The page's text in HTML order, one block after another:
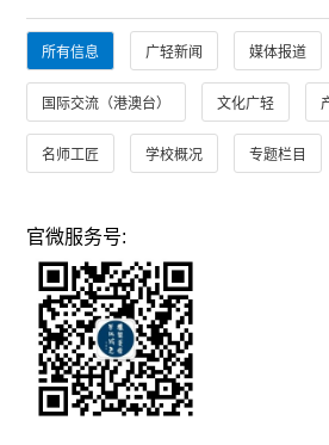
所有信息 广轻新闻 媒体报道
国际交流（港澳台） 文化广轻
名师工匠 学校概况 专题栏目
官微服务号: